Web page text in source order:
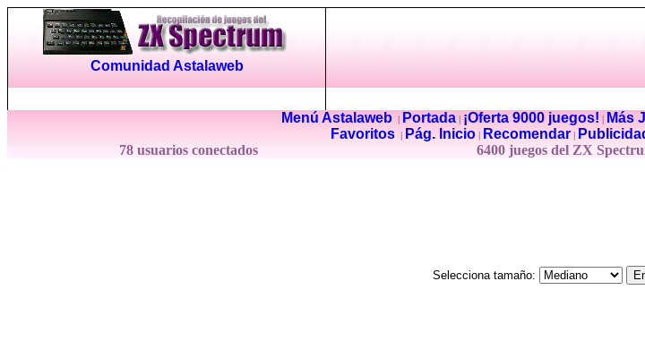
Comunidad Astalaweb
Menú Astalaweb| Portada| ¡Oferta 9000 juegos! Más
Favoritos
Pág. Inicio Recomendar
78 usuarios conectados
6400 juegos del ZX
Selecciona tamaño: